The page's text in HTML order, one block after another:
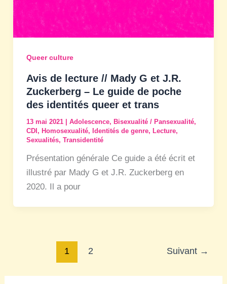
Queer culture
Avis de lecture // Mady G et J.R.
Zuckerberg – Le guide de poche
des identités queer et trans
13 mai 2021 | Adolescence, Bisexualité / Pansexualité,
CDI, Homosexualité, Identités de genre, Lecture,
Sexualités, Transidentité
Présentation générale Ce guide a été écrit et
illustré par Mady G et J.R. Zuckerberg en
2020. Il a pour
1 2 Suivant →